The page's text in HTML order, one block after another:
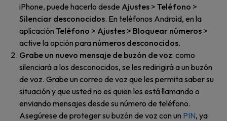
iPhone, puede hacerlo desde Ajustes > Teléfono >
Silenciar desconocidos. En teléfonos Android, en la
aplicación Teléfono > Ajustes > Bloquear números >
active la opción para números desconocidos.
Grabe un nuevo mensaje de buzón de voz: como
silenciará a los desconocidos, se les redirigirá a un buzón
de voz. Grabe un correo de voz que les permita saber su
situación y que usted no es quien les está llamando o
enviando mensajes desde su número de teléfono.
Asegúrese de proteger su buzón de voz con un PIN, ya